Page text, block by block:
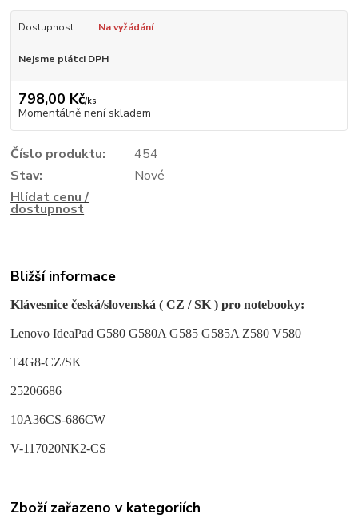
Dostupnost Na vyžádání
Nejsme plátci DPH
798,00 Kč/ks
Momentálně není skladem
Číslo produktu:
454
Stav:
Nové
Hlídat cenu /
dostupnost
Bližší informace
Klávesnice česká/slovenská ( CZ / SK ) pro notebooky:
Lenovo IdeaPad G580 G580A G585 G585A Z580 V580
T4G8-CZ/SK
25206686
10A36CS-686CW
V-117020NK2-CS
Zboží zařazeno v kategoriích